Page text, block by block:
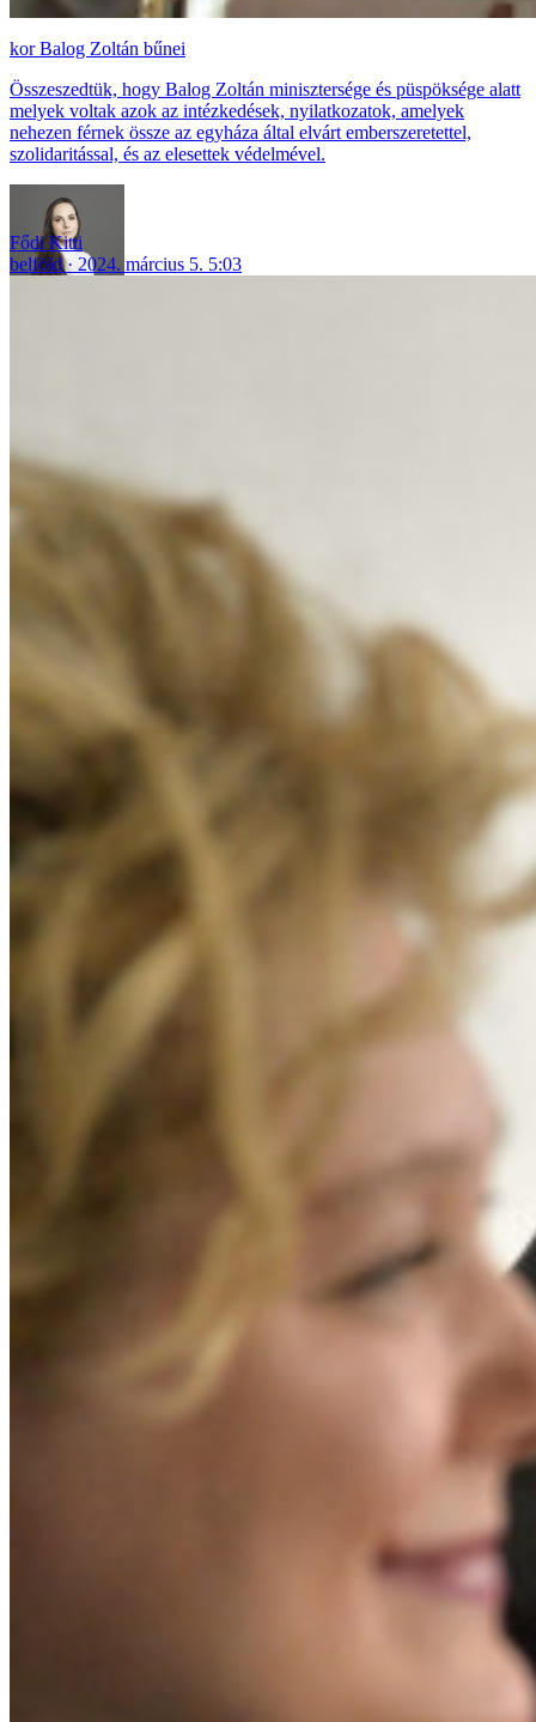
Balog Zoltán bűnei
Összeszedtük, hogy Balog Zoltán minisztersége és püspöksége alatt
melyek voltak azok az intézkedések, nyilatkozatok, amelyek
nehezen férnek össze az egyháza által elvárt emberszeretettel,
szolidaritással, és az elesettek védelmével.
Fődi Kitti
belföld
2024. március 5. 5:03